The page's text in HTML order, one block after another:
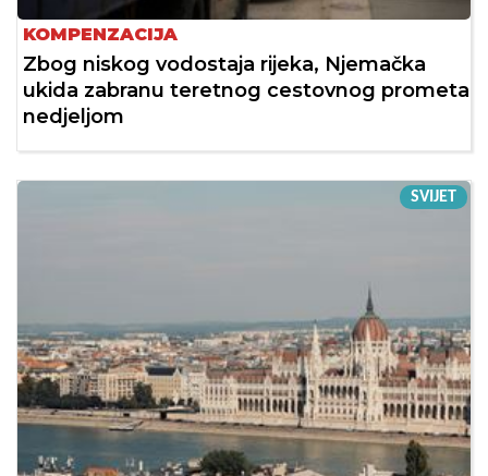
KOMPENZACIJA
Zbog niskog vodostaja rijeka, Njemačka
ukida zabranu teretnog cestovnog prometa
nedjeljom
SVIJET